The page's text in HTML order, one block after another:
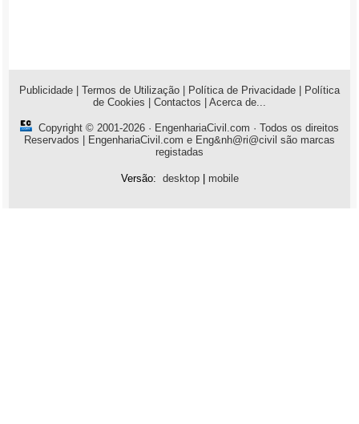
Publicidade Termos de Utilização Política de Privacidade
Política
de Cookies
Contactos Acerca de...
Copyright © 2001-2026 · EngenhariaCivil.com · Todos os direitos
Reservados | EngenhariaCivil.com e Eng&nh@ri@civil são marcas
registadas
Versão: desktop| mobile